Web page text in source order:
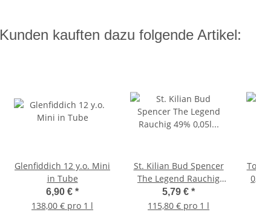
Kunden kauften dazu folgende Artikel:
Glenfiddich 12 y.o. Mini
in Tube
6,90 € *
138,00 € pro 1 l
St. Kilian Bud Spencer
The Legend Rauchig
49% 0,05l Batch01
Miniatur Tasting
5,79 € *
115,80 € pro 1 l